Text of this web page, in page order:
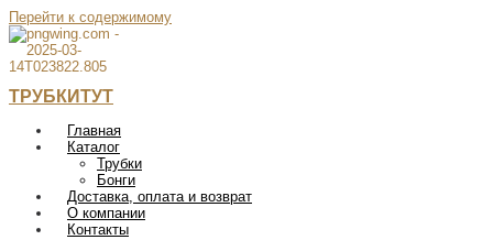
Перейти к содержимому
ТРУБКИТУТ
Главная
Каталог
Трубки
Бонги
Доставка, оплата и возврат
О компании
Контакты